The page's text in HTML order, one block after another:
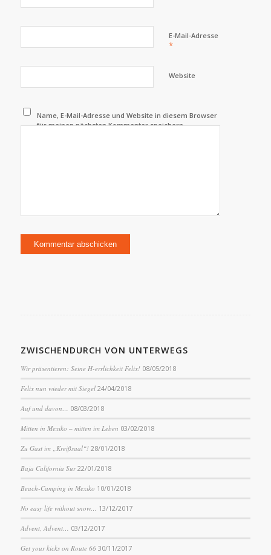
E-Mail-Adresse
*
Website
Name, E-Mail-Adresse und Website in diesem Browser
für meinen nächsten Kommentar speichern.
ZWISCHENDURCH VON UNTERWEGS
Wir präsentieren: Seine H-errlichkeit Felix! 08/05/2018
Felix nun wieder mit Siegel 24/04/2018
Auf und davon… 08/03/2018
Mitten in Mexiko – mitten im Leben 03/02/2018
Zu Gast im „Kreißsaal“! 28/01/2018
Baja California Sur 22/01/2018
Beach-Camping in Mexiko 10/01/2018
No easy life without snow… 13/12/2017
Advent, Advent… 03/12/2017
Get your kicks on Route 66 30/11/2017